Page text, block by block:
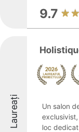
9.7
Laureați
Un salon
loc